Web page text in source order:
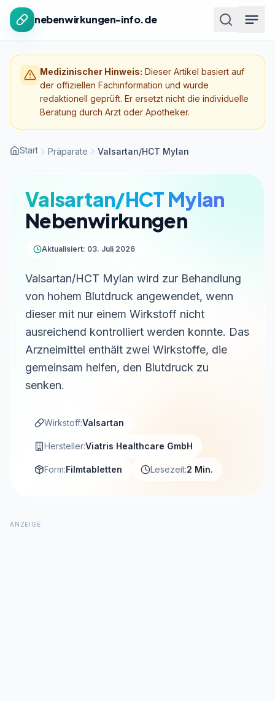
Zum Inhalt springen
nebenwirkungen-info.de
Medizinischer Hinweis: Dieser Artikel basiert auf
der offiziellen Fachinformation und wurde
redaktionell geprüft. Er ersetzt nicht die individuelle
Beratung durch Arzt oder Apotheker.
Start Präparate Valsartan/HCT Mylan
Valsartan/HCT Mylan
Nebenwirkungen
Aktualisiert: 03. Juli 2026
Valsartan/HCT Mylan wird zur Behandlung
von hohem Blutdruck angewendet, wenn
dieser mit nur einem Wirkstoff nicht
ausreichend kontrolliert werden konnte. Das
Arzneimittel enthält zwei Wirkstoffe, die
gemeinsam helfen, den Blutdruck zu
senken.
Wirkstoff:Valsartan
Hersteller:Viatris Healthcare GmbH
Form:Filmtabletten Lesezeit:2 Min.
ANZEIGE